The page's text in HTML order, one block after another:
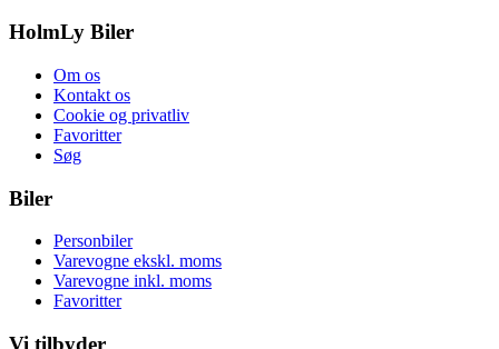
HolmLy Biler
Om os
Kontakt os
Cookie og privatliv
Favoritter
Søg
Biler
Personbiler
Varevogne ekskl. moms
Varevogne inkl. moms
Favoritter
Vi tilbyder